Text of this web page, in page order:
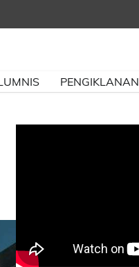
PENGIKLANAN